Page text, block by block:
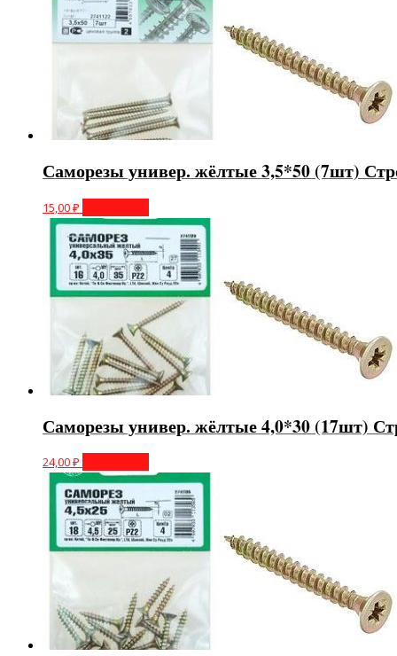
Саморезы универ. жёлтые 3,5*50 (7шт)
15,00₽
Саморезы универ. жёлтые 4,0*30 (17шт)
24,00₽